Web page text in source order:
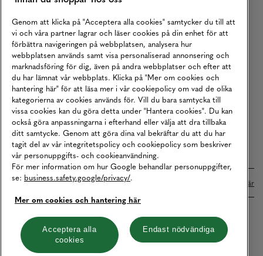
Köpvillkor
Karriär
Vårt Ansvar
Våra Tjänster
Press
Studentrabatt
B2B
Tillgänglighetsredogörelse
Betalningar online sköts i samarbete med Klarna. Läs mer här
Cookies Integritetspolicy
Hantera cookies
Genom att klicka på "Acceptera alla cookies" samtycker du till att
vi och våra partner lagrar och läser cookies på din enhet för att
förbättra navigeringen på webbplatsen, analysera hur
webbplatsen används samt visa personaliserad annonsering och
marknadsföring för dig, även på andra webbplatser och efter att
du har lämnat vår webbplats. Klicka på "Mer om cookies och
hantering här" för att läsa mer i vår cookiepolicy om vad de olika
kategorierna av cookies används för. Vill du bara samtycka till
vissa cookies kan du göra detta under "Hantera cookies". Du kan
också göra anpassningarna i efterhand eller välja att dra tillbaka
ditt samtycke. Genom att göra dina val bekräftar du att du har
tagit del av vår integritetspolicy och cookiepolicy som beskriver
vår personuppgifts- och cookieanvändning.
För mer information om hur Google behandlar personuppgifter,
se: business.safety.google/privacy/.
Mer om cookies och hantering här
Acceptera alla
cookies
Endast nödvändiga